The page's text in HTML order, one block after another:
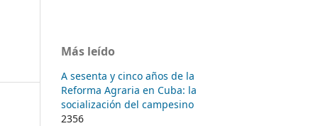
Más leído
A sesenta y cinco años de la
Reforma Agraria en Cuba: la
socialización del campesino
2356